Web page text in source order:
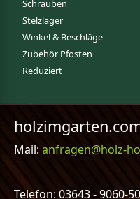
Schrauben
Stelzlager
Winkel & Beschläge
Zubehör Pfosten
Reduziert
Mail:anfragen@holz-
Telefon: 03643 - 9060-